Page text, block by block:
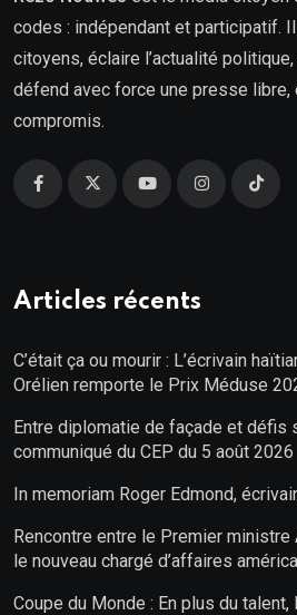
codes : indépendant et participatif.
citoyens, éclaire l’actualité
défend avec force une presse libre,
compromis.
Articles récents
C’était ça ou mourir : L’écrivain
Orélien remporte le Prix Méduse
Entre diplomatie de façade et défis
communiqué du CEP du 5 août 2026
In memoriam Roger Edmond,
Rencontre entre le Premier
le nouveau chargé d’affaires
Coupe du Monde : En plus du